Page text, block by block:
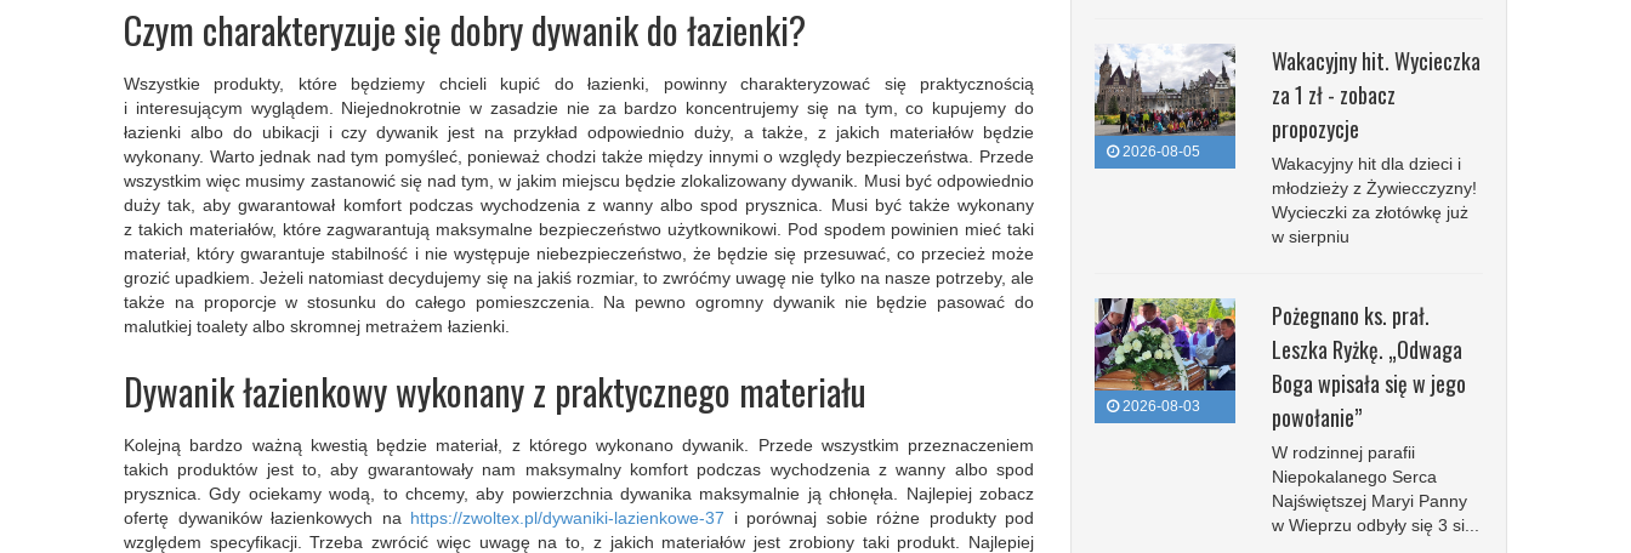
Czym charakteryzuje się dobry dywanik do łazienki?
Wszystkie produkty, które będziemy chcieli kupić do łazienki, powinny charakteryzować się praktycznością
i interesującym wyglądem. Niejednokrotnie w zasadzie nie za bardzo koncentrujemy się na tym, co kupujemy do
łazienki albo do ubikacji i czy dywanik jest na przykład odpowiednio duży, a także, z jakich materiałów będzie
wykonany. Warto jednak nad tym pomyśleć, ponieważ chodzi także między innymi o względy bezpieczeństwa. Przede
wszystkim więc musimy zastanowić się nad tym, w jakim miejscu będzie zlokalizowany dywanik. Musi być odpowiednio
duży tak, aby gwarantował komfort podczas wychodzenia z wanny albo spod prysznica. Musi być także wykonany
z takich materiałów, które zagwarantują maksymalne bezpieczeństwo użytkownikowi. Pod spodem powinien mieć taki
materiał, który gwarantuje stabilność i nie występuje niebezpieczeństwo, że będzie się przesuwać, co przecież może
grozić upadkiem. Jeżeli natomiast decydujemy się na jakiś rozmiar, to zwróćmy uwagę nie tylko na nasze potrzeby, ale
także na proporcje w stosunku do całego pomieszczenia. Na pewno ogromny dywanik nie będzie pasować do
malutkiej toalety albo skromnej metrażem łazienki.
Dywanik łazienkowy wykonany z praktycznego materiału
Kolejną bardzo ważną kwestią będzie materiał, z którego wykonano dywanik. Przede wszystkim przeznaczeniem
takich produktów jest to, aby gwarantowały nam maksymalny komfort podczas wychodzenia z wanny albo spod
prysznica. Gdy ociekamy wodą, to chcemy, aby powierzchnia dywanika maksymalnie ją chłonęła. Najlepiej zobacz
ofertę dywaników łazienkowych na https://zwoltex.pl/dywaniki-lazienkowe-37 i porównaj sobie różne produkty pod
względem specyfikacji. Trzeba zwrócić więc uwagę na to, z jakich materiałów jest zrobiony taki produkt. Najlepiej
2026-08-05
Wakacyjny hit. Wycieczka
za 1 zł - zobacz
propozycje
Wakacyjny hit dla dzieci i
młodzieży z Żywiecczyzny!
Wycieczki za złotówkę już
w sierpniu
2026-08-03
Pożegnano ks. prał.
Leszka Ryżkę. „Odwaga
Boga wpisała się w jego
powołanie”
W rodzinnej parafii
Niepokalanego Serca
Najświętszej Maryi Panny
w Wieprzu odbyły się 3 si...